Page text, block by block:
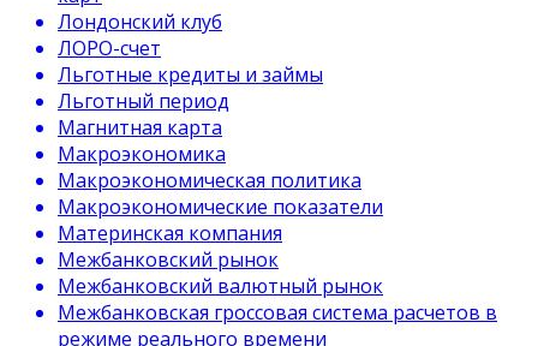
Лондонский клуб
ЛОРО-счет
Льготные кредиты и займы
Льготный период
Магнитная карта
Макроэкономика
Макроэкономическая политика
Макроэкономические показатели
Материнская компания
Межбанковский рынок
Межбанковский валютный рынок
Межбанковская гроссовая система расчетов в
режиме реального времени